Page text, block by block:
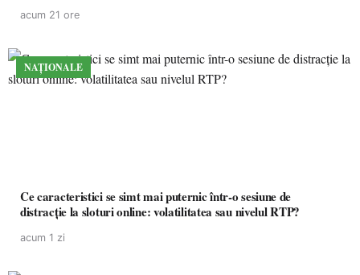
acum 21 ore
NAȚIONALE
Ce caracteristici se simt mai puternic într-o sesiune de
distracție la sloturi online: volatilitatea sau nivelul RTP?
acum 1 zi